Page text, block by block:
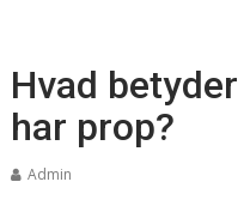
Hvad
har prop?
Admin